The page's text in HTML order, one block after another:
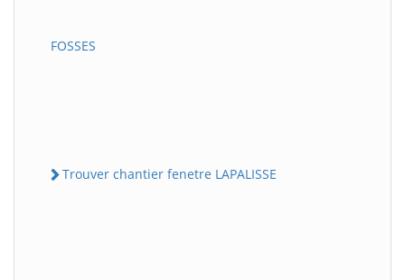
FOSSES
Trouver chantier fenetre LAPALISSE